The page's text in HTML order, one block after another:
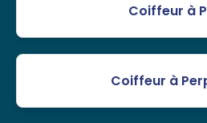
Coiffeur à
Coiffeur à